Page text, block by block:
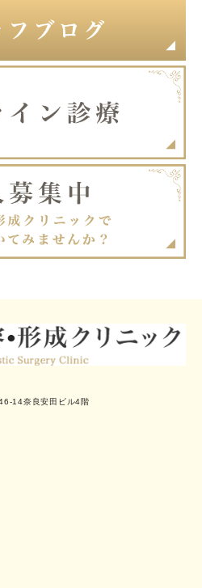
14奈良安田ビル4階